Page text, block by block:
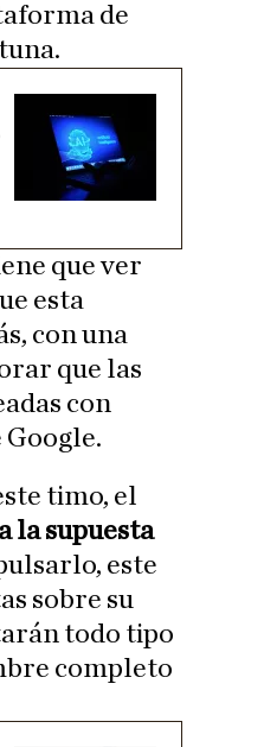
de
que ver
esta
con una
que las
con
Google.
timo, el
la supuesta
este
sobre su
todo tipo
completo